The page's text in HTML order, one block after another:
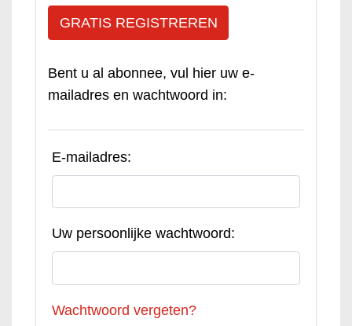
GRATIS REGISTREREN
Bent u al abonnee, vul hier uw e-
mailadres en wachtwoord in:
E-mailadres:
Uw persoonlijke wachtwoord:
Wachtwoord vergeten?